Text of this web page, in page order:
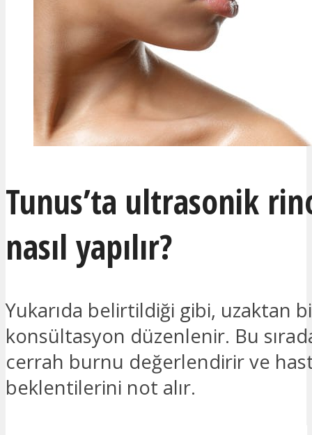
Tunus’ta ultrasonik
nasıl yapılır?
Yukarıda belirtildiği gibi, uzaktan
konsültasyon düzenlenir. Bu
cerrah burnu değerlendirir ve
beklentilerini not alır.